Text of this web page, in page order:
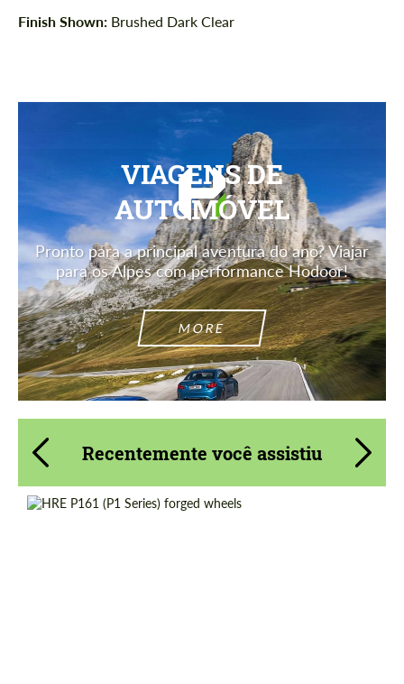
Finish Shown: Brushed Dark Clear
VIAGENS DE
AUTOMÓVEL
Pronto para a principal aventura do ano? Viajar
para os Alpes com performance Hodoor!
MORE
Recentemente você assistiu